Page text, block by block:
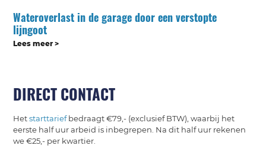
Wateroverlast in de garage door een verstopte
lijngoot
Lees meer >
DIRECT CONTACT
Hetstarttariefbedraagt €79,- (exclusief BTW), waarbij het
eerste half uur arbeid is inbegrepen. Na dit half uur rekenen
we €25,- per kwartier.